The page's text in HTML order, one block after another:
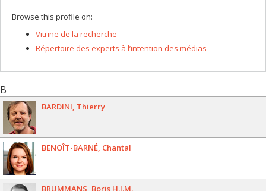
Browse this profile on:
Vitrine de la recherche
Répertoire des experts à l’intention des médias
B
BARDINI Thierry
BENOÎT-BARNÉ Chantal
BRUMMANS Boris H.J.M.